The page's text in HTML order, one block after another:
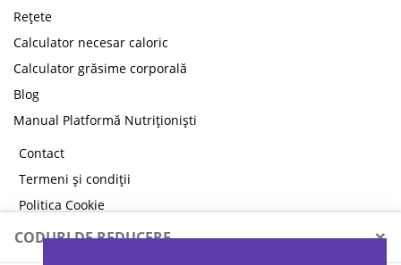
Rețete
Calculator necesar caloric
Calculator grăsime corporală
Blog
Manual Platformă Nutriționiști
Contact
Termeni și condiții
Politica Cookie
Politica de confidențialitate
CODURI DE REDUCERE ×